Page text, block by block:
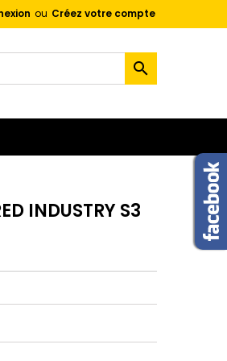
ou Créez votre compte

INDUSTRY S3